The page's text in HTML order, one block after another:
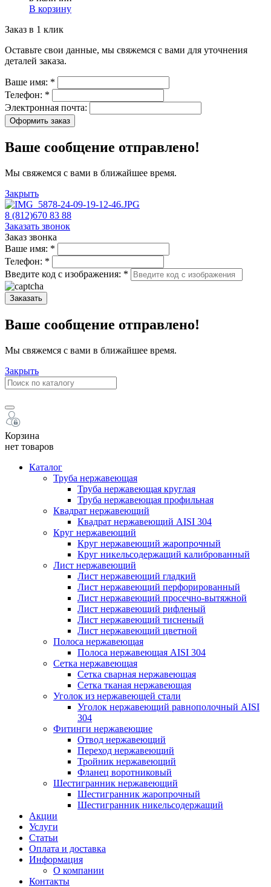
В корзину
Заказ в 1 клик
Оставьте свои данные, мы свяжемся с вами для уточнения
деталей заказа.
Ваше имя: *
Телефон: *
Электронная почта:
Оформить заказ
Ваше сообщение отправлено!
Мы свяжемся с вами в ближайшее время.
Закрыть
8 (812)670 83 88
Заказать звонок
Заказ звонка
Ваше имя: *
Телефон: *
Введите код с изображения: *
Заказать
Ваше сообщение отправлено!
Мы свяжемся с вами в ближайшее время.
Закрыть
Корзина
нет товаров
Каталог
Труба нержавеющая
Труба нержавеющая круглая
Труба нержавеющая профильная
Квадрат нержавеющий
Квадрат нержавеющий AISI 304
Круг нержавеющий
Круг нержавеющий жаропрочный
Круг никельсодержащий калиброванный
Лист нержавеющий
Лист нержавеющий гладкий
Лист нержавеющий перфорированный
Лист нержавеющий просечно-вытяжной
Лист нержавеющий рифленый
Лист нержавеющий тисненый
Лист нержавеющий цветной
Полоса нержавеющая
Полоса нержавеющая AISI 304
Сетка нержавеющая
Сетка сварная нержавеющая
Сетка тканая нержавеющая
Уголок из нержавеющей стали
Уголок нержавеющий равнополочный AISI
304
Фитинги нержавеющие
Отвод нержавеющий
Переход нержавеющий
Тройник нержавеющий
Фланец воротниковый
Шестигранник нержавеющий
Шестигранник жаропрочный
Шестигранник никельсодержащий
Акции
Услуги
Статьи
Оплата и доставка
Информация
О компании
Контакты